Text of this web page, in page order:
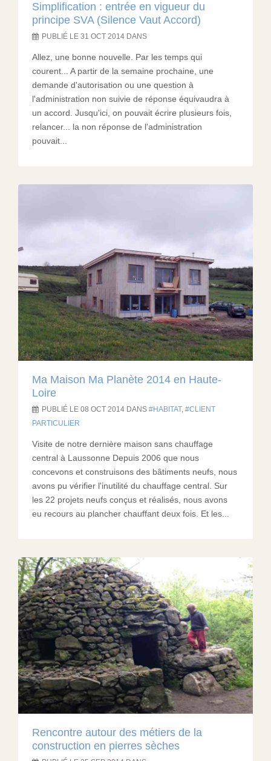
Simplification : entrée en vigueur du
principe SVA (Silence Vaut Accord)
PUBLIÉ LE 31 OCT 2014 DANS
Allez, une bonne nouvelle. Par les temps qui
courent... A partir de la semaine prochaine, une
demande d'autorisation ou une question à
l'administration non suivie de réponse équivaudra à
un accord. Jusqu'ici, on pouvait écrire plusieurs fois,
relancer... la non réponse de l'administration
pouvait...
Ma Maison Ma Planète 2014 en Haute-
Loire
PUBLIÉ LE 08 OCT 2014 DANS HABITAT,
CLIENT
PARTICULIER
Visite de notre dernière maison sans chauffage
central à Laussonne Depuis 2006 que nous
concevons et construisons des bâtiments neufs, nous
avons pu vérifier l'inutilité du chauffage central. Sur
les 22 projets neufs conçus et réalisés, nous avons
eu recours au plancher chauffant deux fois. Et les...
Rencontre autour des métiers de la
construction en pierres sèches